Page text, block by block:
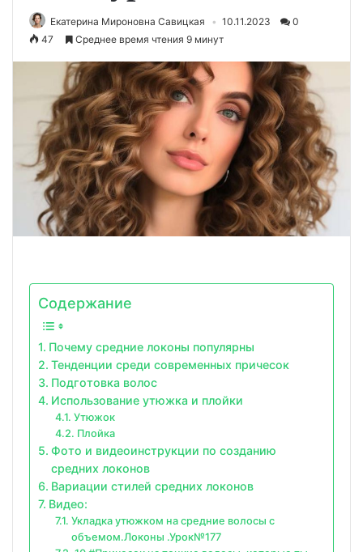
Екатерина Мироновна Савицкая 10.11.2023
0
47
Среднее время чтения 9 минут
Содержание
Почему средние локоны популярны
Тенденции среди современных причесок
Подготовка волос
Использование утюжка и плойки
Утюжок
Плойка
Фото и видеоинструкции по созданию
средних локонов
Вариации стилей средних локонов
Видео:
Укладка утюжком на средние волосы с
объемом.Локоны .Урок№177